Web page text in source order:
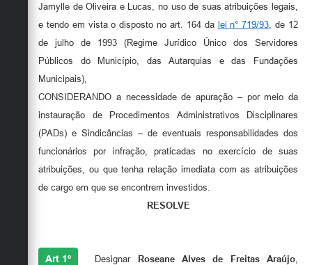
Telefones Úteis
Sala M. do Empreendedor
Jamylle de Oliveira e Lucas, no uso de suas atribuições legais,
e tendo em vista o disposto no art. 164 da lei n° 719/93 , de 12
de julho de 1993 (Regime Jurídico Único dos Servidores
Públicos do Município, das Autarquias e das Fundações
Municipais),
CONSIDERANDO a necessidade de apuração – por meio da
instauração de Procedimentos Administrativos Disciplinares
(PADs) e Sindicâncias – de eventuais responsabilidades dos
funcionários por infração, praticadas no exercício de suas
atribuições, ou que tenha relação imediata com as atribuições
de cargo em que se encontrem investidos.
RESOLVE
Art 1º Designar Roseane Alves de Freitas Araújo